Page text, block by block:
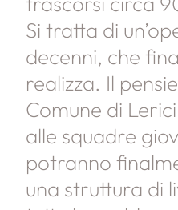
Si tratta di
decenni, che
realizza. Il
Comune di
alle squadre
potranno
una struttura di